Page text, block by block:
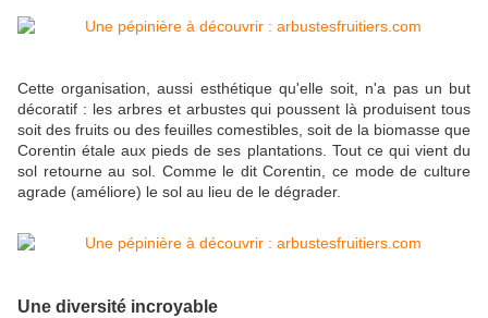
Cette organisation, aussi esthétique qu'elle soit, n'a pas un but
décoratif : les arbres et arbustes qui poussent là produisent tous
soit des fruits ou des feuilles comestibles, soit de la biomasse que
Corentin étale aux pieds de ses plantations. Tout ce qui vient du
sol retourne au sol. Comme le dit Corentin, ce mode de culture
agrade (améliore) le sol au lieu de le dégrader.
Une diversité incroyable